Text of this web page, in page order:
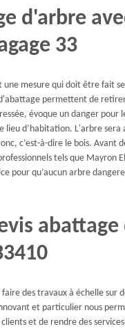
d'arbre
33
une mesure qui doit être fait
permettent de
évoque un danger pour
lieu d’habitation. L'arbre sera
c’est-à-dire le bois. Avant
tels que Mayron
pour qu’aucun arbre
abattage
des travaux à échelle sur
et particulier nous
et de rendre des